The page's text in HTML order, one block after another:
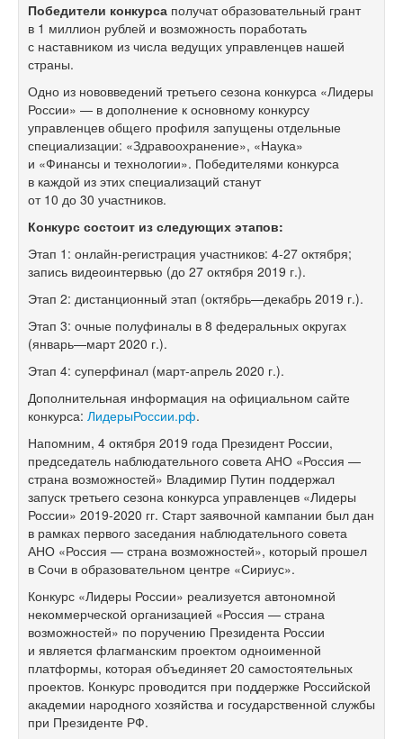
Победители конкурса получат образовательный грант
в 1 миллион рублей и возможность поработать
с наставником из числа ведущих управленцев нашей
страны.
Одно из нововведений третьего сезона конкурса «Лидеры
России» — в дополнение к основному конкурсу
управленцев общего профиля запущены отдельные
специализации: «Здравоохранение», «Наука»
и «Финансы и технологии». Победителями конкурса
в каждой из этих специализаций станут
от 10 до 30 участников.
Конкурс состоит из следующих этапов:
Этап 1: онлайн-регистрация участников: 4-27 октября;
запись видеоинтервью (до 27 октября 2019 г.).
Этап 2: дистанционный этап (октябрь—декабрь 2019 г.).
Этап 3: очные полуфиналы в 8 федеральных округах
(январь—март 2020 г.).
Этап 4: суперфинал (март-апрель 2020 г.).
Дополнительная информация на официальном сайте
конкурса: ЛидерыРоссии.рф.
Напомним, 4 октября 2019 года Президент России,
председатель наблюдательного совета АНО «Россия —
страна возможностей» Владимир Путин поддержал
запуск третьего сезона конкурса управленцев «Лидеры
России» 2019-2020 гг. Старт заявочной кампании был дан
в рамках первого заседания наблюдательного совета
АНО «Россия — страна возможностей», который прошел
в Сочи в образовательном центре «Сириус».
Конкурс «Лидеры России» реализуется автономной
некоммерческой организацией «Россия — страна
возможностей» по поручению Президента России
и является флагманским проектом одноименной
платформы, которая объединяет 20 самостоятельных
проектов. Конкурс проводится при поддержке Российской
академии народного хозяйства и государственной службы
при Президенте РФ.